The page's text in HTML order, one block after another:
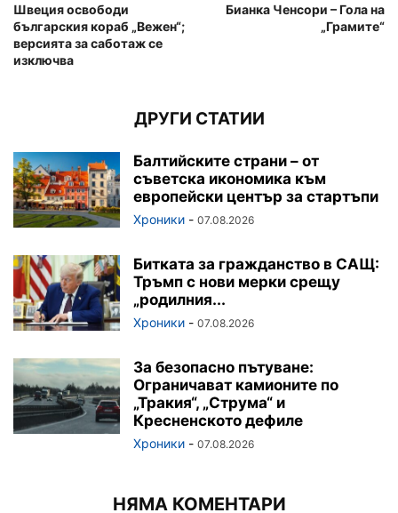
Швеция освободи
българския кораб „Вежен“;
версията за саботаж се
изключва
Бианка Ченсори – Гола на
„Грамите“
ДРУГИ СТАТИИ
Балтийските страни – от
съветска икономика към
европейски център за стартъпи
Хроники - 07.08.2026
Битката за гражданство в САЩ:
Тръмп с нови мерки срещу
„родилния...
Хроники - 07.08.2026
За безопасно пътуване:
Ограничават камионите по
„Тракия“, „Струма“ и
Кресненското дефиле
Хроники - 07.08.2026
НЯМА КОМЕНТАРИ